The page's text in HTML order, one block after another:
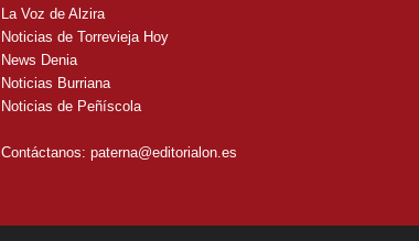
La Voz de Alzira
Noticias de Torrevieja Hoy
News Denia
Noticias Burriana
Noticias de Peñíscola
Contáctanos: paterna@editorialon.es